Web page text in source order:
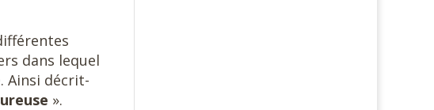
dans lequel
Ainsi décrit-
».